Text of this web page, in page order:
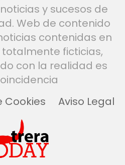
y sucesos de
Web de contenido
contenidas en
ficticias,
con la realidad es
Cookies Aviso Legal